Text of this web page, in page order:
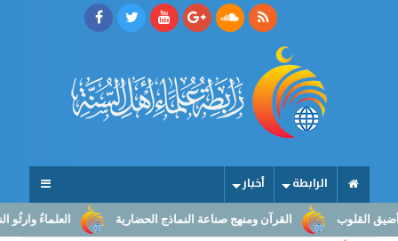
الرابطة أخبار
العلماءُ وارثُو القرآن ومنهج صناعة النماذج الحضارية